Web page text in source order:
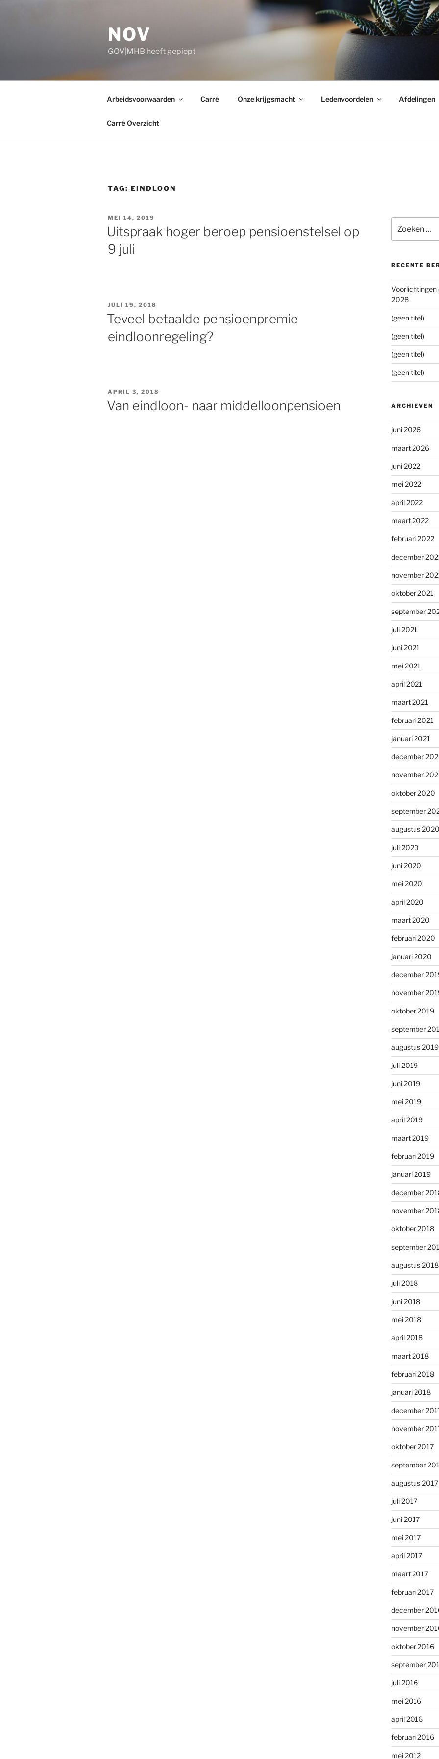
NOV
GOV|MHB heeft gepiept
Arbeidsvoorwaarden Carré Onze krijgsmacht Ledenvoordelen Afdelingen
Carré Overzicht
TAG: EINDLOON
GEPLAATST
OP
MEI 14, 2019
Uitspraak hoger beroep pensioenstelsel op
9 juli
GEPLAATST
OP
JULI 19, 2018
Teveel betaalde pensioenpremie
eindloonregeling?
GEPLAATST
OP
APRIL 3, 2018
Van eindloon- naar middelloonpensioen
naar:
RECENTE
Voorlichtingen
2028
(geen titel)
(geen titel)
(geen titel)
(geen titel)
ARCHIEVEN
juni 2026
maart 2026
juni 2022
mei 2022
april 2022
maart 2022
februari 2022
december
november
oktober 2021
september
juli 2021
juni 2021
mei 2021
april 2021
maart 2021
februari 2021
januari 2021
december
november
oktober 2020
september
augustus 2020
juli 2020
juni 2020
mei 2020
april 2020
maart 2020
februari 2020
januari 2020
december
november
oktober 2019
september
augustus 2019
juli 2019
juni 2019
mei 2019
april 2019
maart 2019
februari 2019
januari 2019
december
november
oktober 2018
september
augustus 2018
juli 2018
juni 2018
mei 2018
april 2018
maart 2018
februari 2018
januari 2018
december
november
oktober 2017
september
augustus 2017
juli 2017
juni 2017
mei 2017
april 2017
maart 2017
februari 2017
december
november
oktober 2016
september
juli 2016
mei 2016
april 2016
februari 2016
mei 2012